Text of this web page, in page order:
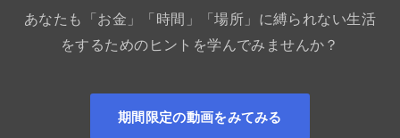
あなたも「お金」「時間」「場所」に縛られない生活
をするためのヒントを学んでみませんか？
期間限定の動画をみてみる